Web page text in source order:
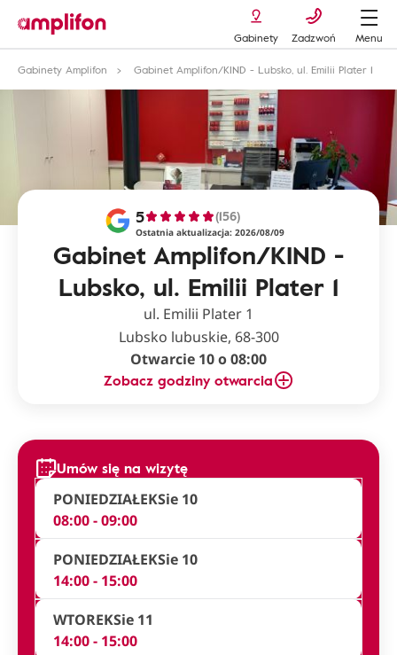
Gabinety Zadzwoń
Menu
Gabinety Amplifon
Gabinet Amplifon/KIND - Lubsko, ul. Emilii Plater 1
Gabinet Amplifon/KIND -
Lubsko, ul. Emilii Plater 1
5 (156)
Ostatnia aktualizacja: 2026/08/09
ul. Emilii Plater 1
Lubsko lubuskie, 68-300
Otwarcie 10 o 08:00
Zobacz godziny otwarcia
Umów się na wizytę
PONIEDZIAŁEKSie 10
08:00 - 09:00
PONIEDZIAŁEKSie 10
14:00 - 15:00
WTOREKSie 11
14:00 - 15:00